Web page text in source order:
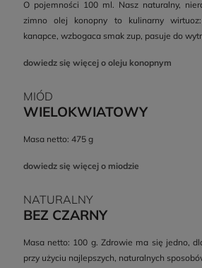
O pojemności 100 ml. Nasz naturalny,
zimno olej konopny to kulinarny
kanapce, wzbogaca smak zup, pasuje do
dowiedz się więcej o oleju konopnym
MIÓD
WIELOKWIATOWY
Masa netto: 475 g
dowiedz się więcej o miodzie
NATURALNY
BEZ CZARNY
Masa netto: 100 g. Zdrowie ma się jedno,
przy użyciu najlepszych, naturalnych